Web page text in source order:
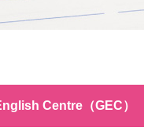
Centre（GEC）